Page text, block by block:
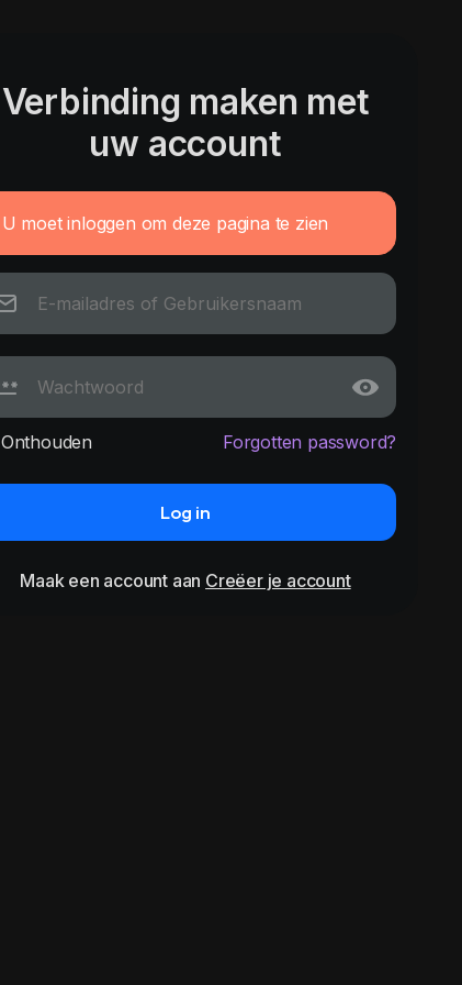
Verbinding maken met
uw account
U moet inloggen om deze pagina te zien
Onthouden Forgotten password?
Log in
Maak een account aan Creëer je account